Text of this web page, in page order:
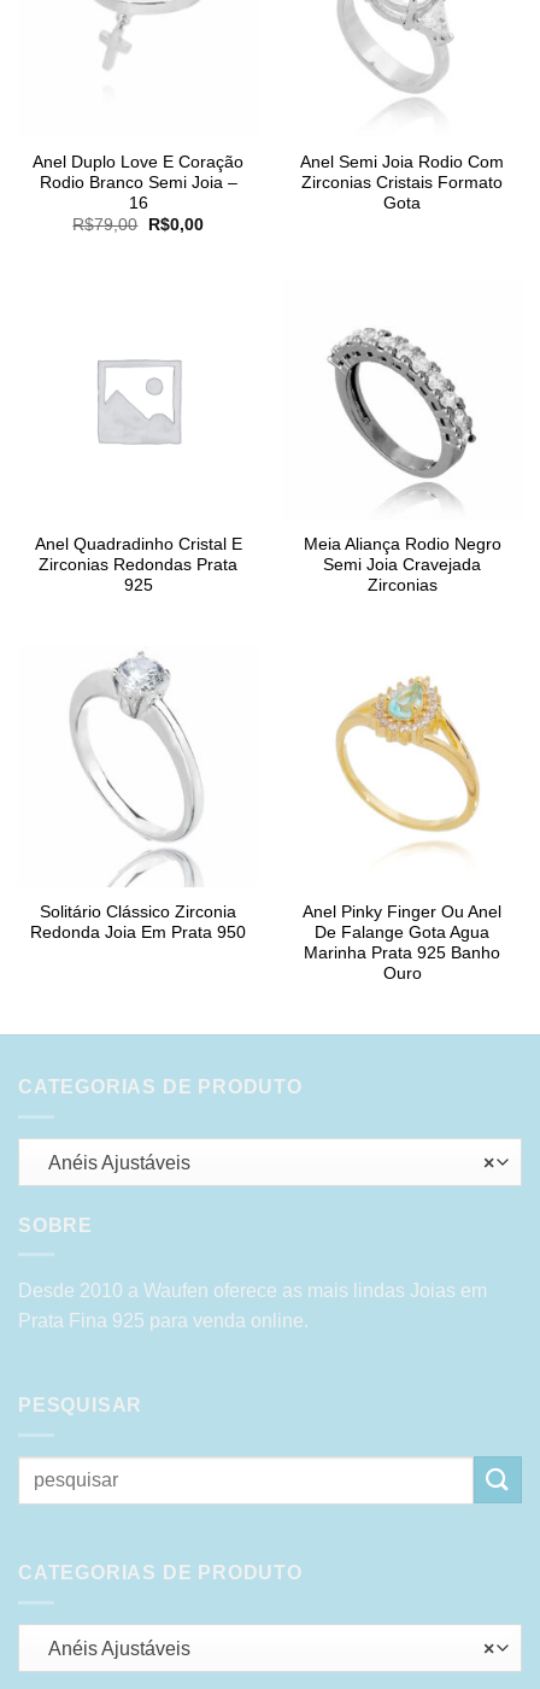
Anel Duplo Love E Coração
Rodio Branco Semi Joia –
16
R$79,00
O
R$0,00O
Anel Semi Joia Rodio Com
Zirconias Cristais Formato
Gota
Anel Quadradinho Cristal E
Zirconias Redondas Prata
925
Meia Aliança Rodio Negro
Semi Joia Cravejada
Zirconias
Solitário Clássico Zirconia
Redonda Joia Em Prata 950
Anel Pinky Finger Ou Anel
De Falange Gota Agua
Marinha Prata 925 Banho
Ouro
CATEGORIAS DE PRODUTO
×
Anéis Ajustáveis
SOBRE
Desde 2010 a Waufen oferece as mais lindas Joias em
Prata Fina 925 para venda online.
PESQUISAR
Pesquisar
por:
CATEGORIAS DE PRODUTO
×
Anéis Ajustáveis